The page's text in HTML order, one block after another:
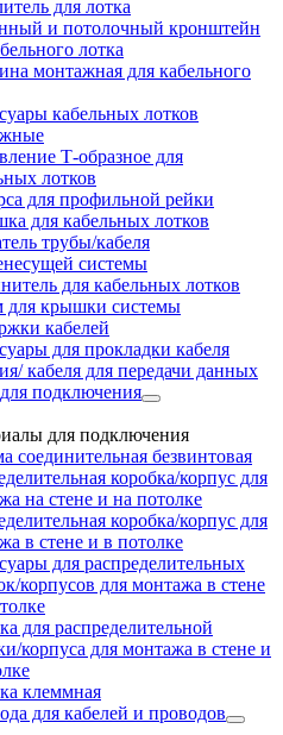
для лотка
и потолочный кронштейн
лотка
монтажная для кабельного
кабельных лотков
Т-образное для
лотков
для профильной рейки
для кабельных лотков
трубы/кабеля
системы
для кабельных лотков
для крышки системы
кабелей
для прокладки кабеля
кабеля для передачи данных
подключения
для подключения
соединительная безвинтовая
коробка/корпус для
на стене и на потолке
коробка/корпус для
в стене и в потолке
для распределительных
корпусов для монтажа в стене
для распределительной
корпуса для монтажа в стене и
клеммная
для кабелей и проводов